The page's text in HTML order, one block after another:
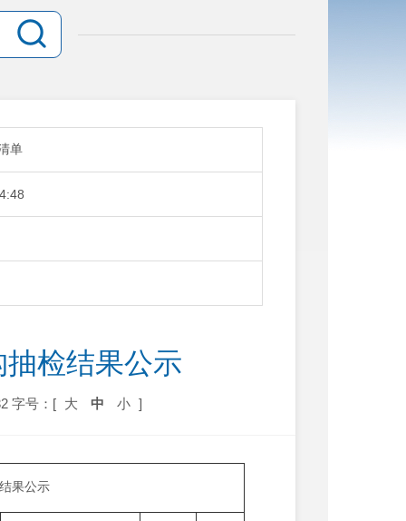
单
检结果公示
字号：[ 大 中 小 ]
果公示